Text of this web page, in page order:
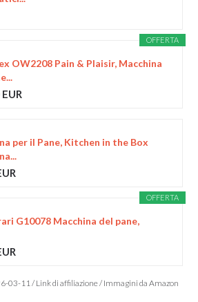
OFFERTA
OW2208 Pain & Plaisir, Macchina
per il Pane, Kitchen in the Box
OFFERTA
G10078 Macchina del pane,
03-11 / Link di affiliazione / Immagini da Amazon